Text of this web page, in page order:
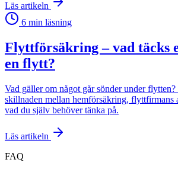
Läs artikeln
6 min läsning
Flyttförsäkring – vad täcks
en flytt?
Vad gäller om något går sönder under
skillnaden mellan hemförsäkring, flyttfirmans
vad du själv behöver tänka på.
Läs artikeln
FAQ